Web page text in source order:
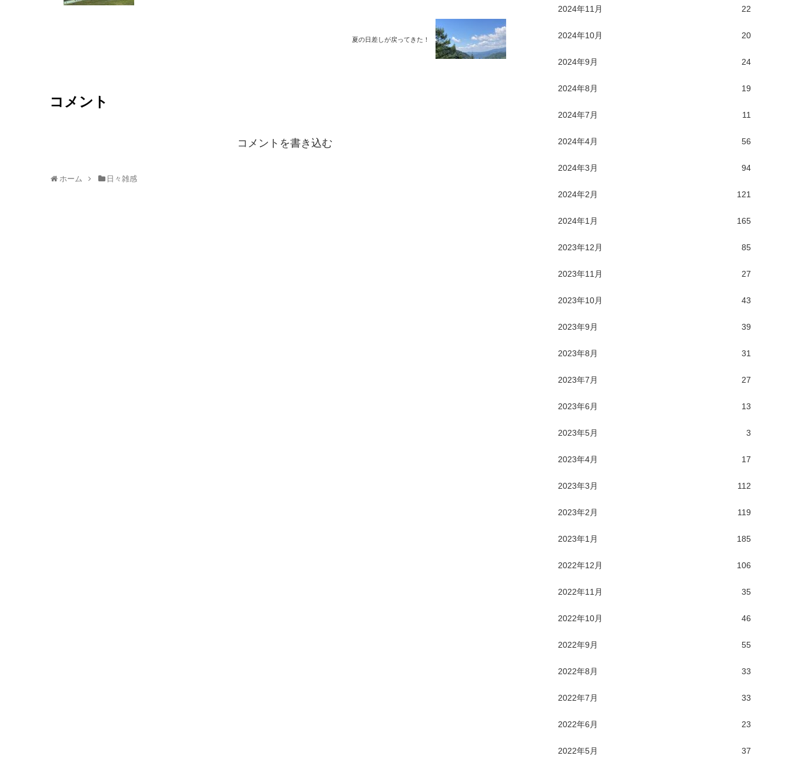
夏の日差しが戻ってきた！
コメント
コメントを書き込む
ホーム 日々雑感
2024年11月 22
2024年10月 20
2024年9月 24
2024年8月 19
2024年7月 11
2024年4月 56
2024年3月 94
2024年2月 121
2024年1月 165
2023年12月 85
2023年11月 27
2023年10月 43
2023年9月 39
2023年8月 31
2023年7月 27
2023年6月 13
2023年5月 3
2023年4月 17
2023年3月 112
2023年2月 119
2023年1月 185
2022年12月 106
2022年11月 35
2022年10月 46
2022年9月 55
2022年8月 33
2022年7月 33
2022年6月 23
2022年5月 37